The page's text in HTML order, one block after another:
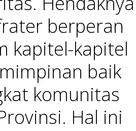
berperan
kapitel-kapitel
baik
komunitas
Hal ini